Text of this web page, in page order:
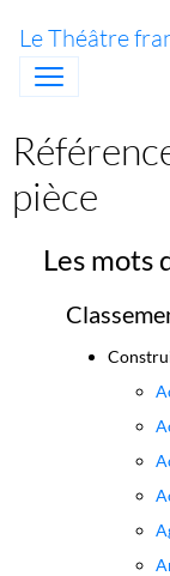
Le Théâtre
pièce
Les mots